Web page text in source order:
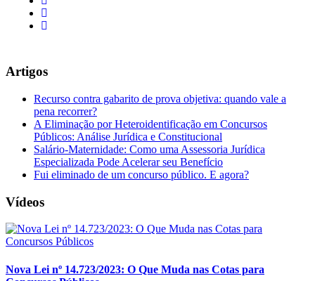
Artigos
Recurso contra gabarito de prova objetiva: quando vale a
pena recorrer?
A Eliminação por Heteroidentificação em Concursos
Públicos: Análise Jurídica e Constitucional
Salário-Maternidade: Como uma Assessoria Jurídica
Especializada Pode Acelerar seu Benefício
Fui eliminado de um concurso público. E agora?
Vídeos
Nova Lei nº 14.723/2023: O Que Muda nas Cotas para